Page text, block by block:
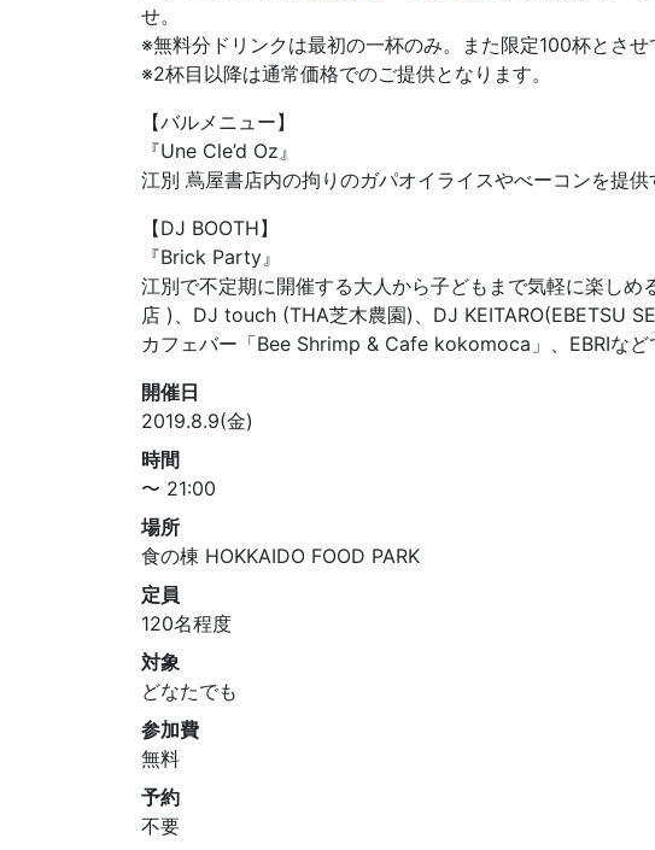
せ。
※無料分ドリンクは最初の一杯のみ。また限定100杯とさせ
※2杯目以降は通常価格でのご提供となります。
【バルメニュー】
『Une Cle’d Oz』
江別 蔦屋書店内の拘りのガパオイライスやべーコンを提
【DJ BOOTH】
『Brick Party』
江別で不定期に開催する大人から子どもまで気軽に楽し
店 )、DJ touch (THA芝木農園)、DJ KEITARO(EBETSU
カフェバー「Bee Shrimp & Cafe kokomoca」、EBRIなど
開催日
2019.8.9(金)
時間
〜 21:00
場所
食の棟 HOKKAIDO FOOD PARK
定員
120名程度
対象
どなたでも
参加費
無料
予約
不要